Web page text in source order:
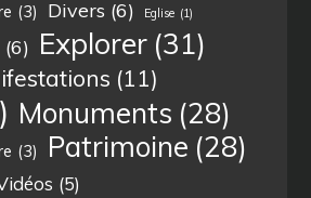
(3) Divers (6) Eglise (1)
(6) Explorer (31)
(11)
Monuments (28)
(3) Patrimoine (28)
(5)